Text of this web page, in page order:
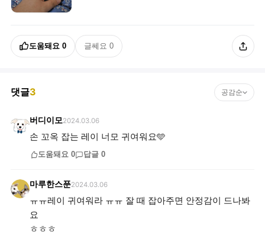
도움돼요 0 글쎄요 0
댓글3 공감순
버디이모 2024.03.06
손 꼬옥 잡는 레이 너모 귀여워요🩵
도움돼요 0 답글 0
마루한스푼2024.03.06
ㅠㅠ레이 귀여워라 ㅠㅠ 잘 때 잡아주면 안정감이 드나봐
요
ㅎㅎㅎ